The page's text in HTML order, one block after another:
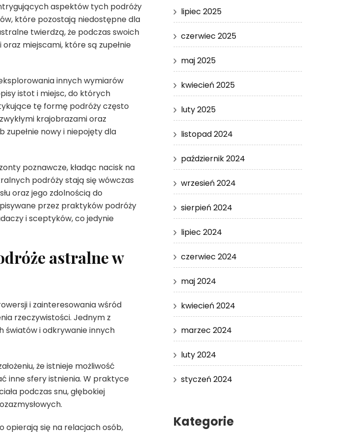
aspektów tych podróży
które pozostają niedostępne dla
twierdzą, że podczas swoich
miejscami, które są zupełnie
innych wymiarów
istot i miejsc, do których
tę formę podróży często
krajobrazami oraz
zupełnie nowy i niepojęty dla
poznawcze, kładąc nacisk na
podróży stają się wówczas
oraz jego zdolnością do
przez praktyków podróży
i sceptyków, co jedynie
astralne w
i zainteresowania wśród
rzeczywistości. Jednym z
światów i odkrywanie innych
że istnieje możliwość
inne sfery istnienia. W praktyce
podczas snu, głębokiej
opierają się na relacjach osób,
lipiec 2025
czerwiec 2025
maj 2025
kwiecień 2025
luty 2025
listopad 2024
październik 2024
wrzesień 2024
sierpień 2024
lipiec 2024
czerwiec 2024
maj 2024
kwiecień 2024
marzec 2024
luty 2024
styczeń 2024
Kategorie